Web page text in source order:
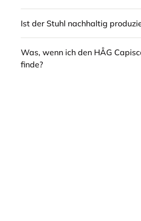
Ist der Stuhl nachhaltig
Was, wenn ich den HÅG
finde?